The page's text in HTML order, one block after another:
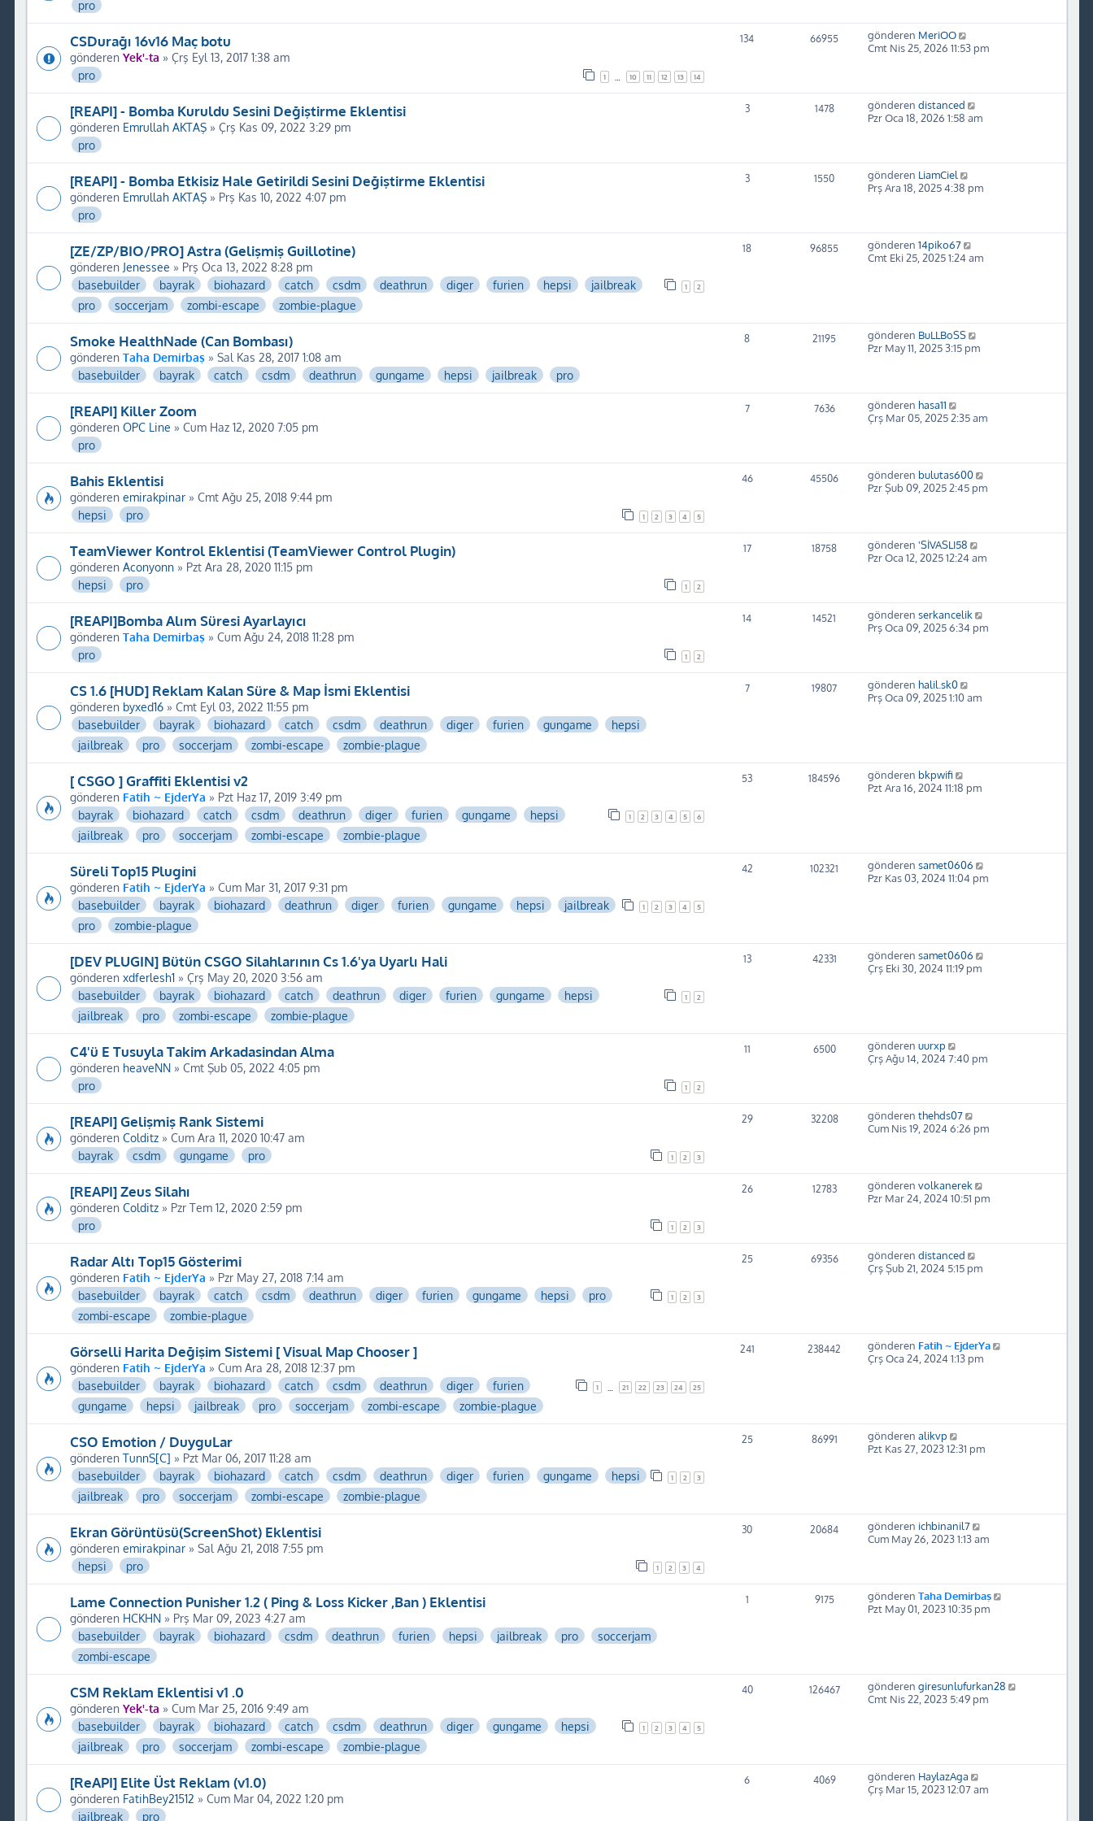
pro
CSDurağı 16v16 Maç botu
gönderen Yek'-ta » Çrş Eyl 13, 2017 1:38 am
1 10 11 12 13 14
pro
134 66955 gönderen MeriOO
Cmt Nis 25, 2026 11:53 pm
[REAPI] - Bomba Kuruldu Sesini Değiştirme Eklentisi
gönderen Emrullah AKTAŞ» Çrş Kas 09, 2022 3:29 pm
pro
3 1478 gönderen distanced
Pzr Oca 18, 2026 1:58 am
[REAPI] - Bomba Etkisiz Hale Getirildi Sesini Değiştirme Eklentisi
gönderen Emrullah AKTAŞ» Prş Kas 10, 2022 4:07 pm
pro
3 1550 gönderen LiamCiel
Prş Ara 18, 2025 4:38 pm
[ZE/ZP/BIO/PRO] Astra (Gelişmiş Guillotine)
gönderen Jenessee » Prş Oca 13, 2022 8:28 pm
1 2
basebuilder bayrak biohazard catch csdm deathrun diger furien hepsi
jailbreak
pro
soccerjam zombi-escape zombie-plague
18 96855 gönderen 14piko67
Cmt Eki 25, 2025 1:24 am
Smoke HealthNade (Can Bombası)
gönderen Taha Demirbaş» Sal Kas 28, 2017 1:08 am
basebuilder
bayrak catch csdm deathrun gungame hepsi jailbreak pro
8 21195 gönderen BuLLBoSS
Pzr May 11, 2025 3:15 pm
[REAPI] Killer Zoom
gönderen OPC Line » Cum Haz 12, 2020 7:05 pm
pro
7 7636 gönderen hasa11
Çrş Mar 05, 2025 2:35 am
Bahis Eklentisi
gönderen emirakpinar» Cmt Ağu 25, 2018 9:44 pm
1 2 3 4 5
hepsi pro
46 45506 gönderen bulutas600
Pzr Şub 09, 2025 2:45 pm
TeamViewer Kontrol Eklentisi (TeamViewer Control Plugin)
gönderen Aconyonn» Pzt Ara 28, 2020 11:15 pm
1 2
hepsi pro
17 18758 gönderen 'SİVASLI58
Pzr Oca 12, 2025 12:24 am
[REAPI]Bomba Alım Süresi Ayarlayıcı
gönderen Taha Demirbaş» Cum Ağu 24, 2018 11:28 pm
1 2
pro
14 14521 gönderen serkancelik
Prş Oca 09, 2025 6:34 pm
CS 1.6 [HUD] Reklam Kalan Süre & Map İsmi Eklentisi
gönderen byxed16» Cmt Eyl 03, 2022 11:55 pm
basebuilder
bayrak biohazard catch csdm deathrun diger furien gungame
hepsi
jailbreak
pro soccerjam zombi-escape zombie-plague
7 19807 gönderen halil.sk0
Prş Oca 09, 2025 1:10 am
[ CSGO ] Graffiti Eklentisi v2
gönderen Fatih ~ EjderYa » Pzt Haz 17, 2019 3:49 pm
1 2 3 4 5 6
bayrak biohazard catch csdm deathrun diger furien gungame
hepsi
jailbreak
pro soccerjam zombi-escape zombie-plague
53 184596 gönderen bkpwifi
Pzt Ara 16, 2024 11:18 pm
Süreli Top15 Plugini
gönderen Fatih ~ EjderYa » Cum Mar 31, 2017 9:31 pm
1 2 3 4 5
basebuilder bayrak biohazard deathrun diger furien gungame hepsi
jailbreak
pro
zombie-plague
42 102321 gönderen samet0606
Pzr Kas 03, 2024 11:04 pm
[DEV PLUGIN] Bütün CSGO Silahlarının Cs 1.6'ya Uyarlı Hali
gönderen xdferlesh1» Çrş May 20, 2020 3:56 am
1 2
basebuilder bayrak biohazard catch deathrun diger furien gungame
hepsi
jailbreak
pro zombi-escape zombie-plague
13 42331 gönderen samet0606
Çrş Eki 30, 2024 11:19 pm
C4'ü E Tusuyla Takim Arkadasindan Alma
gönderen heaveNN» Cmt Şub 05, 2022 4:05 pm
1 2
pro
11 6500 gönderen uurxp
Çrş Ağu 14, 2024 7:40 pm
[REAPI] Gelişmiş Rank Sistemi
gönderen Colditz» Cum Ara 11, 2020 10:47 am
1 2 3
bayrak csdm gungame pro
29 32208 gönderen thehds07
Cum Nis 19, 2024 6:26 pm
[REAPI] Zeus Silahı
gönderen Colditz» Pzr Tem 12, 2020 2:59 pm
1 2 3
pro
26 12783 gönderen volkanerek
Pzr Mar 24, 2024 10:51 pm
Radar Altı Top15 Gösterimi
gönderen Fatih ~ EjderYa » Pzr May 27, 2018 7:14 am
1 2 3
basebuilder bayrak catch csdm deathrun diger furien gungame hepsi
pro
zombi-escape
zombie-plague
25 69356 gönderen distanced
Çrş Şub 21, 2024 5:15 pm
Görselli Harita Değişim Sistemi [ Visual Map Chooser ]
gönderen Fatih ~ EjderYa » Cum Ara 28, 2018 12:37 pm
1 21 22 23 24 25
basebuilder bayrak biohazard catch csdm deathrun diger
furien
gungame
hepsi jailbreak pro soccerjam zombi-escape zombie-plague
241 238442 gönderen Fatih ~ EjderYa
Çrş Oca 24, 2024 1:13 pm
CSO Emotion / DuyguLar
gönderen TunnS[C] » Pzt Mar 06, 2017 11:28 am
1 2 3
basebuilder bayrak biohazard catch csdm deathrun diger furien gungame
hepsi
jailbreak
pro soccerjam zombi-escape zombie-plague
25 86991 gönderen alikvp
Pzt Kas 27, 2023 12:31 pm
Ekran Görüntüsü(ScreenShot) Eklentisi
gönderen emirakpinar» Sal Ağu 21, 2018 7:55 pm
1 2 3 4
hepsi pro
30 20684 gönderen ichbinanil7
Cum May 26, 2023 1:13 am
Lame Connection Punisher 1.2 ( Ping & Loss Kicker ,Ban ) Eklentisi
gönderen HCKHN» Prş Mar 09, 2023 4:27 am
basebuilder
bayrak biohazard csdm deathrun furien hepsi jailbreak pro
soccerjam
zombi-escape
1 9175 gönderen Taha Demirbaş
Pzt May 01, 2023 10:35 pm
CSM Reklam Eklentisi v1 .0
gönderen Yek'-ta » Cum Mar 25, 2016 9:49 am
1 2 3 4 5
basebuilder bayrak biohazard catch csdm deathrun diger gungame
hepsi
jailbreak
pro soccerjam zombi-escape zombie-plague
40 126467 gönderen giresunlufurkan28
Cmt Nis 22, 2023 5:49 pm
[ReAPI] Elite Üst Reklam (v1.0)
gönderen FatihBey21512 » Cum Mar 04, 2022 1:20 pm
jailbreak
pro
6 4069 gönderen HaylazAga
Çrş Mar 15, 2023 12:07 am